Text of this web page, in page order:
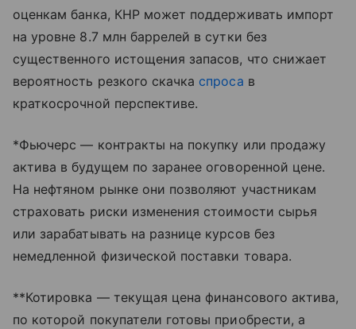
оценкам банка, КНР может поддерживать импорт
на уровне 8.7 млн баррелей в сутки без
существенного истощения запасов, что снижает
вероятность резкого скачка спроса в
краткосрочной перспективе.
*Фьючерс — контракты на покупку или продажу
актива в будущем по заранее оговоренной цене.
На нефтяном рынке они позволяют участникам
страховать риски изменения стоимости сырья
или зарабатывать на разнице курсов без
немедленной физической поставки товара.
**Котировка — текущая цена финансового актива,
по которой покупатели готовы приобрести, а